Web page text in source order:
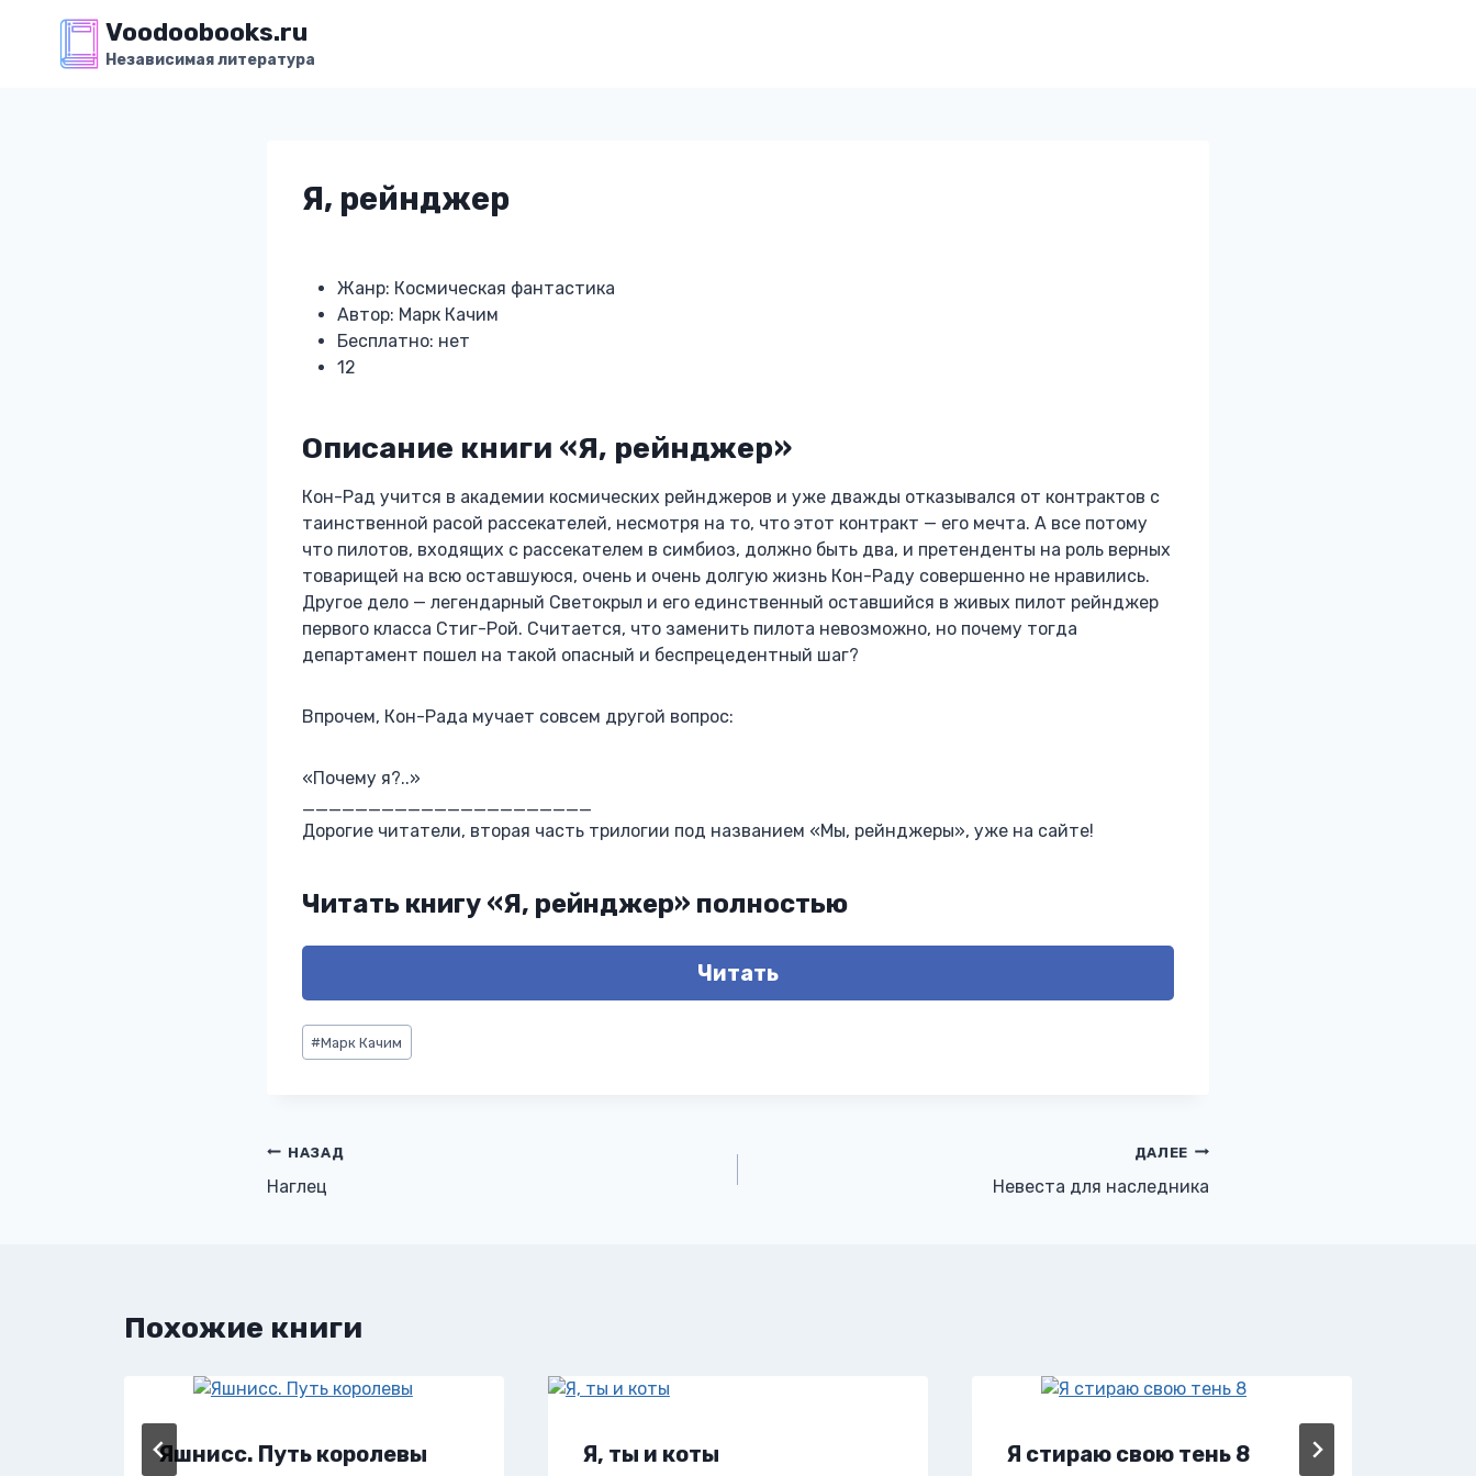
содержимому
Voodoobooks.ru
Независимая литература
Я, рейнджер
Жанр: Космическая фантастика
Автор: Марк Качим
Бесплатно: нет
12
Описание книги «Я, рейнджер»
Кон-Рад учится в академии космических рейнджеров и уже дважды отказывался от контрактов с
таинственной расой рассекателей, несмотря на то, что этот контракт — его мечта. А все потому
что пилотов, входящих с рассекателем в симбиоз, должно быть два, и претенденты на роль верных
товарищей на всю оставшуюся, очень и очень долгую жизнь Кон-Раду совершенно не нравились.
Другое дело — легендарный Светокрыл и его единственный оставшийся в живых пилот рейнджер
первого класса Стиг-Рой. Считается, что заменить пилота невозможно, но почему тогда
департамент пошел на такой опасный и беспрецедентный шаг?
Впрочем, Кон-Рада мучает совсем другой вопрос:
«Почему я?..»
______________________
Дорогие читатели, вторая часть трилогии под названием «Мы, рейнджеры», уже на сайте!
Читать книгу «Я, рейнджер» полностью
Читать
Метки
записи:
#Марк Качим
Навигация
по
НАЗАД
Наглец
ДАЛЕЕ
Невеста для наследника
Похожие книги
Яшнисс. Путь королевы Я, ты и коты Я стираю свою тень 8